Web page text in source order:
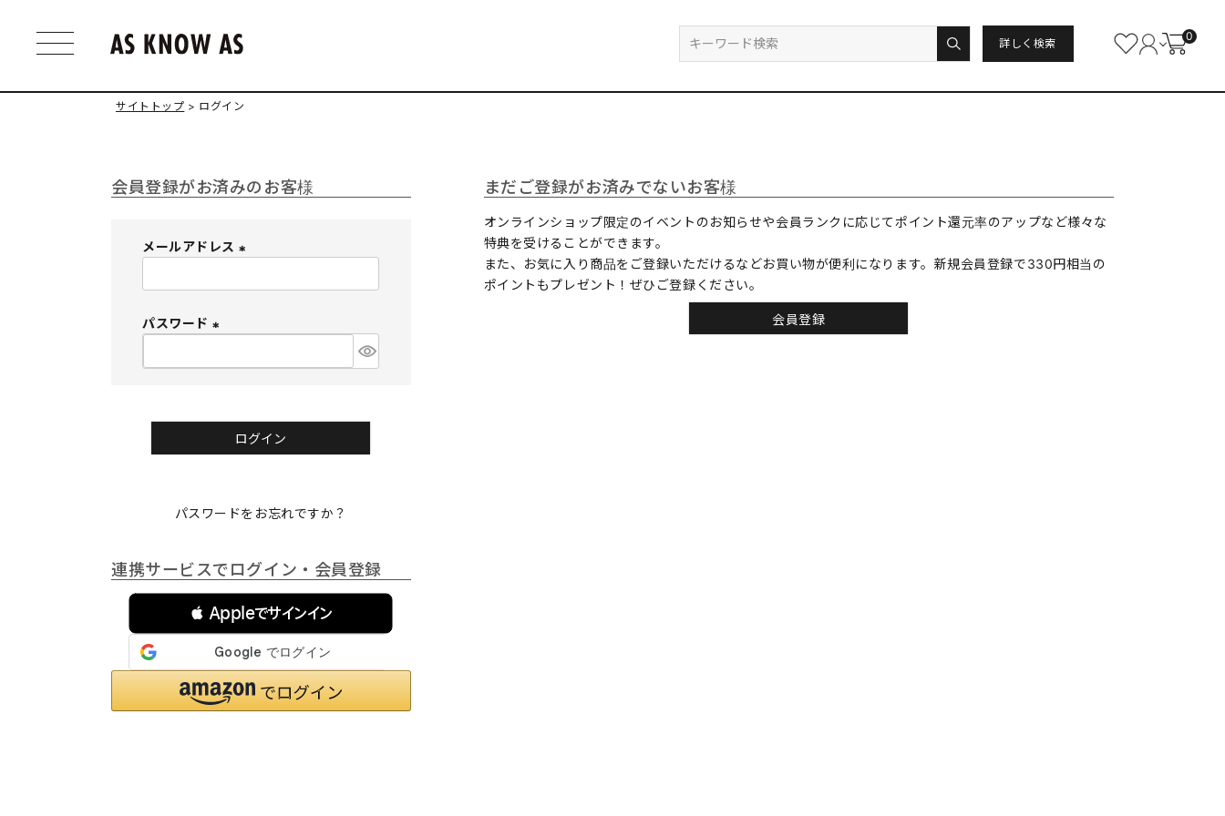
詳しく検索
0
サイトトップ ログイン
会員登録がお済みのお客様
メールアドレス
必
)
パスワード
必
ログイン
パスワードをお忘れですか？
連携サービスでログイン・会員登録
 Appleでサインイン
まだご登録がお済みでないお客様
オンラインショップ限定のイベントのお知らせや会員ランクに応じてポイント還元率のアップなど様々な
特典を受けることができます。
また、お気に入り商品をご登録いただけるなどお買い物が便利になります。新規会員登録で330円相当の
ポイントもプレゼント！ぜひご登録ください。
会員登録